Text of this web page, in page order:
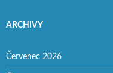
ARCHIVY
Červenec 2026